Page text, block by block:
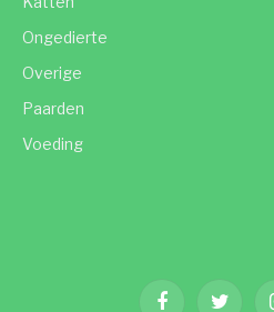
Ongedierte
Overige
Paarden
Voeding